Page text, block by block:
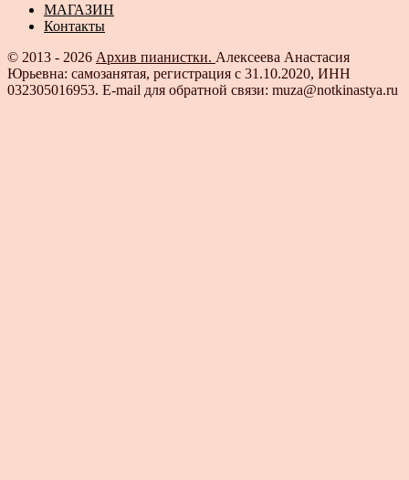
МАГАЗИН
Контакты
© 2013 - 2026 Архив пианистки. Алексеева Анастасия
Юрьевна: самозанятая, регистрация с 31.10.2020, ИНН
032305016953. E-mail для обратной связи: muza@notkinastya.ru